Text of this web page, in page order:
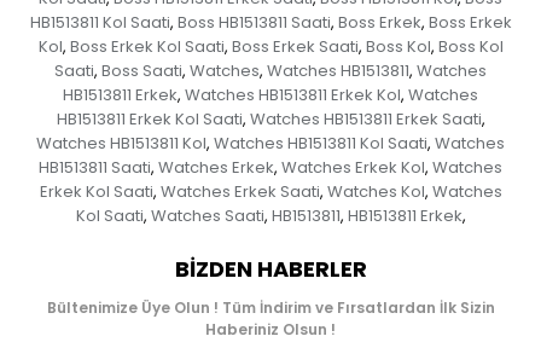
HB1513811 Kol Saati, Boss HB1513811 Saati, Boss Erkek, Boss Erkek
Kol, Boss Erkek Kol Saati, Boss Erkek Saati, Boss Kol, Boss Kol
Saati, Boss Saati, Watches, Watches HB1513811, Watches
HB1513811 Erkek, Watches HB1513811 Erkek Kol, Watches
HB1513811 Erkek Kol Saati, Watches HB1513811 Erkek Saati,
Watches HB1513811 Kol, Watches HB1513811 Kol Saati, Watches
HB1513811 Saati, Watches Erkek, Watches Erkek Kol, Watches
Erkek Kol Saati, Watches Erkek Saati, Watches Kol, Watches
Kol Saati, Watches Saati, HB1513811, HB1513811 Erkek,
BIZDEN HABERLER
Bültenimize Üye Olun ! Tüm İndirim ve Fırsatlardan İlk Sizin
Haberiniz Olsun !